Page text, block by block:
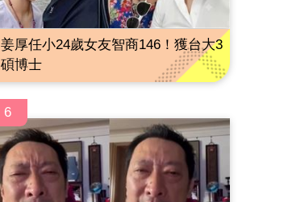
姜厚任小24歲女友智商146！獲台大3
碩博士
6